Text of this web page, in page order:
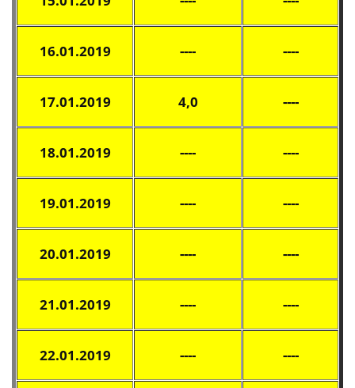
16.01.2019 ---- ----
17.01.2019 4,0 ----
18.01.2019 ---- ----
19.01.2019 ---- ----
20.01.2019 ---- ----
21.01.2019 ---- ----
22.01.2019 ---- ----